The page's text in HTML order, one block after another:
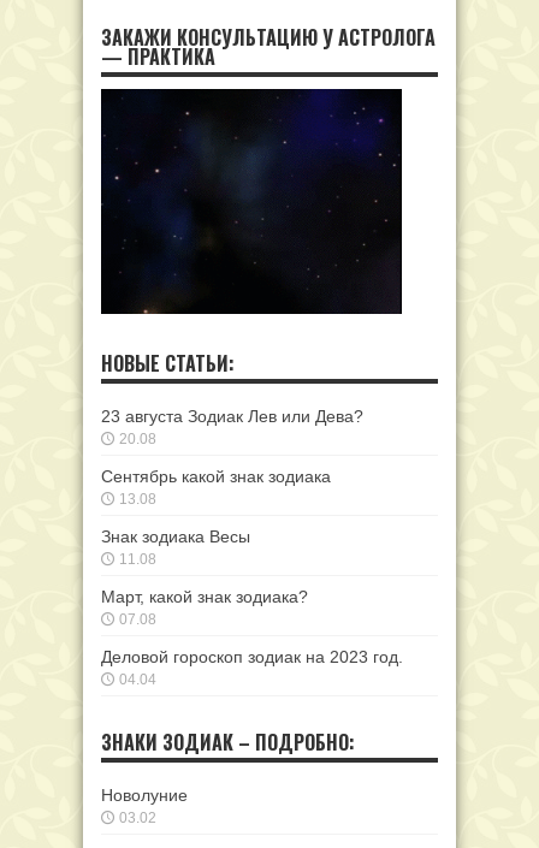
ЗАКАЖИ КОНСУЛЬТАЦИЮ У АСТРОЛОГА
— ПРАКТИКА
НОВЫЕ СТАТЬИ:
23 августа Зодиак Лев или Дева?
20.08
Сентябрь какой знак зодиака
13.08
Знак зодиака Весы
11.08
Март, какой знак зодиака?
07.08
Деловой гороскоп зодиак на 2023 год.
04.04
ЗНАКИ ЗОДИАК – ПОДРОБНО:
Новолуние
03.02